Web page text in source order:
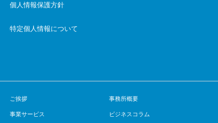
個人情報保護方針
特定個人情報について
ご挨拶 事務所概要
事業サービス ビジネスコラム